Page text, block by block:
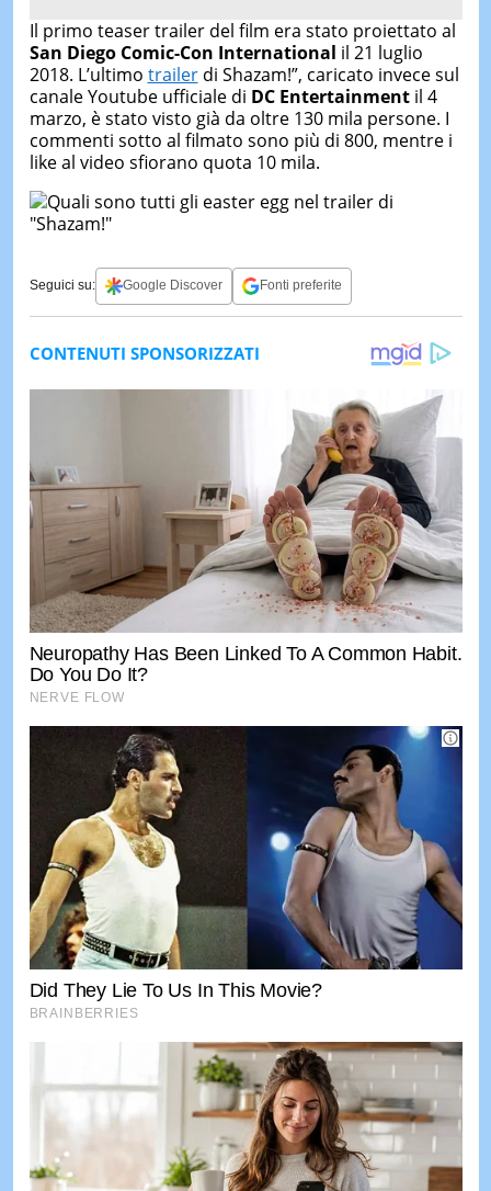
Il primo teaser trailer del film era stato proiettato al
San Diego Comic-Con International il 21 luglio
2018. L’ultimo trailerdi Shazam!”, caricato invece sul
canale Youtube ufficiale di DC Entertainmentil 4
marzo, è stato visto già da oltre 130 mila persone. I
commenti sotto al filmato sono più di 800, mentre i
like al video sfiorano quota 10 mila.
Seguici su: Google Discover Fonti preferite